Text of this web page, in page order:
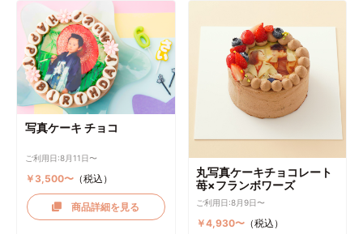
写真ケーキ チョコ
ご利用日:8月11日〜
￥3,500〜（税込）
商品詳細を見る
丸写真ケーキチョコレート
苺×フランボワーズ
ご利用日:8月9日〜
￥4,930〜 （税込）